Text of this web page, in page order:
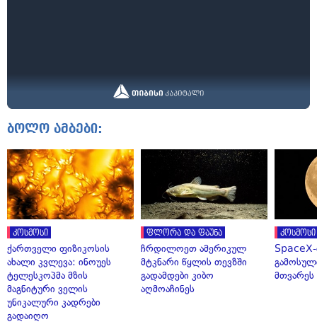
ბოლო ამბები:
კოსმოსი
ქართველი ფიზიკოსის
ახალი კვლევა: ინოუეს
ტელესკოპმა მზის
მაგნიტური ველის
უნიკალური კადრები
გადაიღო
ფლორა და ფაუნა
ჩრდილოეთ ამერიკულ
მტკნარი წყლის თევზში
გადამდები კიბო
აღმოაჩინეს
კოსმოსი
მთვარეს